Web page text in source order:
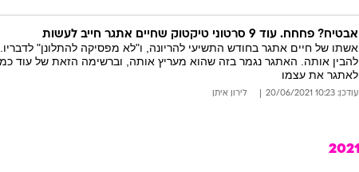
אבטיח? פחחח. עוד 9 סרטוני טיקטוק שחיים אתגר חייב לעשות
אשתו של חיים אתגר בחודש התשיעי להריונה, ו"לא מפסיקה להתלונן"
להבין אותה. האתגר נגמר בזה שהוא מעריץ אותה, וברשימה הזאת של עוד
לאתגר את עצמו
עודכן: 10:23 20/06/2021 לירון איתן